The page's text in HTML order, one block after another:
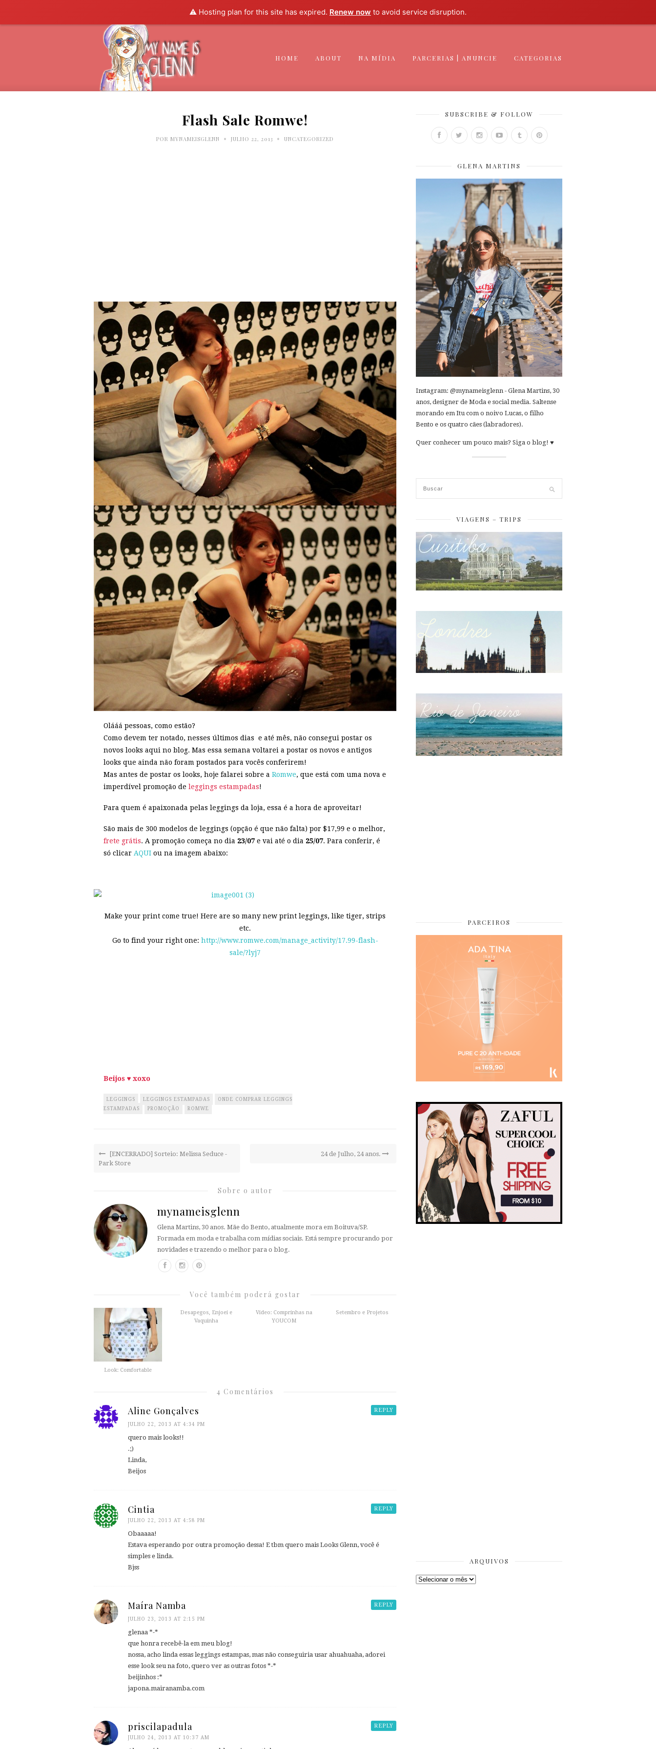
⚠️ Hosting plan for this site has expired. Renew now to avoid service disruption.
HOME ABOUT NA MÍDIA PARCERIAS | ANUNCIE CATEGORIAS
Flash Sale Romwe!
POR MYNAMEISGLENN • JULHO 22, 2013 • UNCATEGORIZED
Olááá pessoas, como estão?
Como devem ter notado, nesses últimos dias e até mês, não consegui postar os
novos looks aqui no blog. Mas essa semana voltarei a postar os novos e antigos
looks que ainda não foram postados para vocês conferirem!
Mas antes de postar os looks, hoje falarei sobre a Romwe, que está com uma nova e
imperdível promoção de leggings estampadas!
Para quem é apaixonada pelas leggings da loja, essa é a hora de aproveitar!
São mais de 300 modelos de leggings (opção é que não falta) por $17,99 e o melhor,
frete grátis. A promoção começa no dia 23/07 e vai até o dia 25/07. Para conferir, é
só clicar AQUI ou na imagem abaixo:
Make your print come true! Here are so many new print leggings, like tiger, strips
etc.
Go to find your right one: http://www.romwe.com/manage_activity/17.99-flash-
sale/?lyj7
Beijos ♥ xoxo
LEGGINGS LEGGINGS ESTAMPADAS
ONDE COMPRAR LEGGINGS
ESTAMPADAS
PROMOÇÃO ROMWE
[ENCERRADO] Sorteio: Melissa Seduce -
Park Store
24 de Julho, 24 anos.
Sobre o autor
mynameisglenn
Glena Martins, 30 anos. Mãe do Bento, atualmente mora em Boituva/SP.
Formada em moda e trabalha com mídias sociais. Está sempre procurando por
novidades e trazendo o melhor para o blog.
Você também poderá gostar
Look: Comfortable
Desapegos, Enjoei e
Vaquinha
Vídeo: Comprinhas na
YOUCOM
Setembro e Projetos
4 Comentários
REPLY
Aline Gonçalves
JULHO 22, 2013 AT 4:34 PM
quero mais looks!!
.;)
Linda,
Beijos
REPLY
Cintia
JULHO 22, 2013 AT 4:58 PM
Obaaaaa!
Estava esperando por outra promoção dessa! E tbm quero mais Looks Glenn, você é
simples e linda.
Bjss
REPLY
Maíra Namba
JULHO 23, 2013 AT 2:15 PM
glenaa *-*
que honra recebê-la em meu blog!
nossa, acho linda essas leggings estampas, mas não conseguiria usar ahuahuaha, adorei
esse look seu na foto, quero ver as outras fotos *-*
beijinhos :*
japona.mairanamba.com
REPLY
priscilapadula
JULHO 24, 2013 AT 10:37 AM
SUBSCRIBE & FOLLOW
GLENA MARTINS
Instagram: @mynameisglenn - Glena Martins, 30
anos, designer de Moda e social media. Saltense
morando em Itu com o noivo Lucas, o filho
Bento e os quatro cães (labradores).
Quer conhecer um pouco mais? Siga o blog! ♥
VIAGENS – TRIPS
PARCEIROS
ARQUIVOS
Arquivos